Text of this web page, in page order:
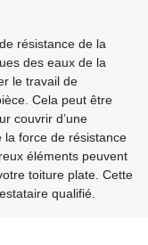
résistance de la
des eaux de la
le travail de
Cela peut être
couvrir d’une
la force de résistance
éléments peuvent
toiture plate. Cette
qualifié.